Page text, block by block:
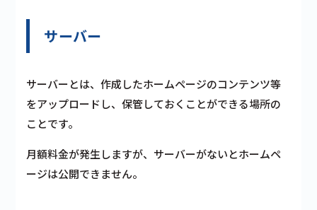
サーバー
サーバーとは、作成したホームページのコンテンツ等
をアップロードし、保管しておくことができる場所の
ことです。
月額料金が発生しますが、サーバーがないとホームペ
ージは公開できません。